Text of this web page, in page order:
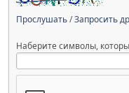
Прослушать/Запросить
Наберите символы,